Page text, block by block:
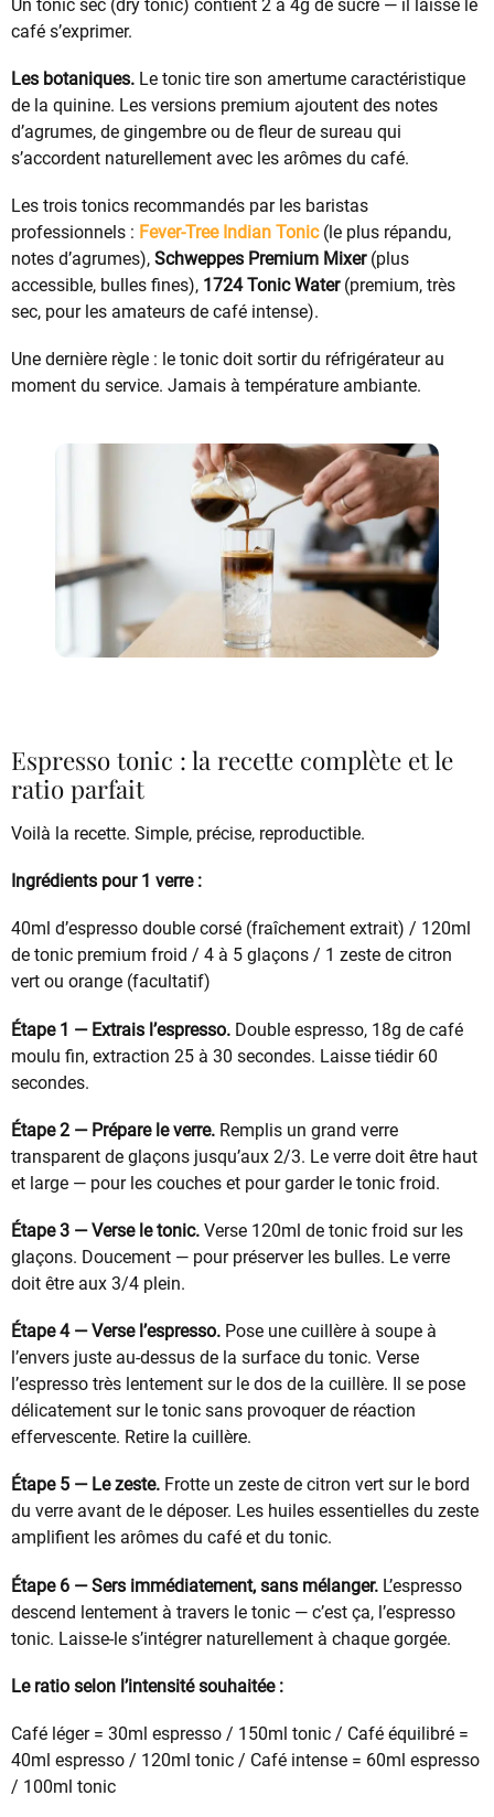
Un tonic sec (dry tonic) contient 2 à 4g de sucre — il laisse le
café s’exprimer.
Les botaniques. Le tonic tire son amertume caractéristique
de la quinine. Les versions premium ajoutent des notes
d’agrumes, de gingembre ou de fleur de sureau qui
s’accordent naturellement avec les arômes du café.
Les trois tonics recommandés par les baristas
professionnels : Fever-Tree Indian Tonic (le plus répandu,
notes d’agrumes), Schweppes Premium Mixer(plus
accessible, bulles fines), 1724 Tonic Water(premium, très
sec, pour les amateurs de café intense).
Une dernière règle : le tonic doit sortir du réfrigérateur au
moment du service. Jamais à température ambiante.
Espresso tonic : la recette complète et le
ratio parfait
Voilà la recette. Simple, précise, reproductible.
Ingrédients pour 1 verre :
40ml d’espresso double corsé (fraîchement extrait) / 120ml
de tonic premium froid / 4 à 5 glaçons / 1 zeste de citron
vert ou orange (facultatif)
Étape 1 — Extrais l’espresso. Double espresso, 18g de café
moulu fin, extraction 25 à 30 secondes. Laisse tiédir 60
secondes.
Étape 2 — Prépare le verre. Remplis un grand verre
transparent de glaçons jusqu’aux 2/3. Le verre doit être haut
et large — pour les couches et pour garder le tonic froid.
Étape 3 — Verse le tonic. Verse 120ml de tonic froid sur les
glaçons. Doucement — pour préserver les bulles. Le verre
doit être aux 3/4 plein.
Étape 4 — Verse l’espresso. Pose une cuillère à soupe à
l’envers juste au-dessus de la surface du tonic. Verse
l’espresso très lentement sur le dos de la cuillère. Il se pose
délicatement sur le tonic sans provoquer de réaction
effervescente. Retire la cuillère.
Étape 5 — Le zeste. Frotte un zeste de citron vert sur le bord
du verre avant de le déposer. Les huiles essentielles du zeste
amplifient les arômes du café et du tonic.
Étape 6 — Sers immédiatement, sans mélanger. L’espresso
descend lentement à travers le tonic — c’est ça, l’espresso
tonic. Laisse-le s’intégrer naturellement à chaque gorgée.
Le ratio selon l’intensité souhaitée :
Café léger = 30ml espresso / 150ml tonic / Café équilibré =
40ml espresso / 120ml tonic / Café intense = 60ml espresso
/ 100ml tonic